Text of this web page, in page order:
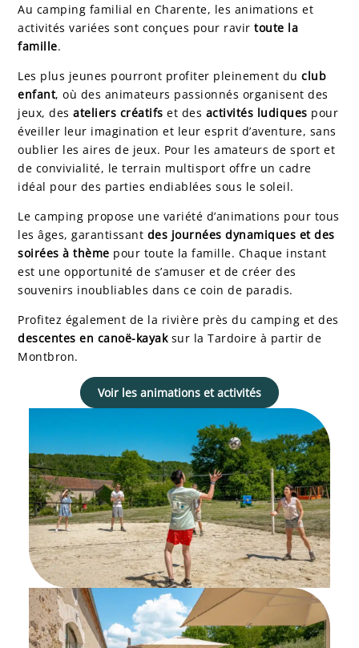
Au camping familial en Charente, les animations et
activités variées sont conçues pour ravirtoute la
famille.
Les plus jeunes pourront profiter pleinement duclub
enfant, où des animateurs passionnés organisent des
jeux, desateliers créatifs et des activités ludiques pour
éveiller leur imagination et leur esprit d’aventure, sans
oublier les aires de jeux. Pour les amateurs de sport et
de convivialité, le terrain multisport offre un cadre
idéal pour des parties endiablées sous le soleil.
Le camping propose une variété d’animations pour tous
les âges, garantissant des journées dynamiques et des
soirées à thème pour toute la famille. Chaque instant
est une opportunité de s’amuser et de créer des
souvenirs inoubliables dans ce coin de paradis.
Profitez également de la rivière près du camping et des
descentes en canoë-kayak sur la Tardoire à partir de
Montbron.
Voir les animations et activités